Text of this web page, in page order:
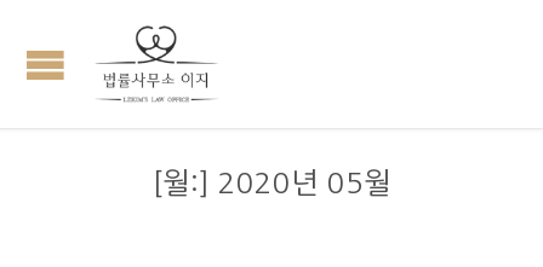
[월:] 2020년 05월